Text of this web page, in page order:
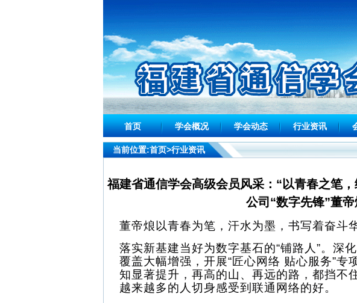
首页 学会概况 学会动态 行业资讯
当前位置:首页>行业资讯
福建省通信学会高级会员风采：“以青春之笔
公司“数字先锋”董
董帝烺 以青春为笔，汗水为墨，书写着奋斗
落实新基建当好为数字基石的“铺路人”。深
覆盖大幅增强 ， 开展“匠心网络 贴心服务”专
知显著提升，再高的山、再远的路，都挡不
越来越多的人切身感受到联通网络的好。